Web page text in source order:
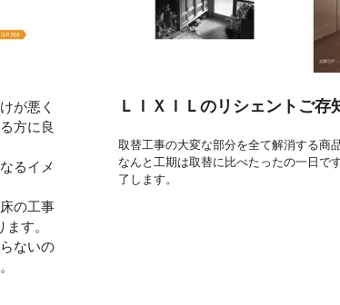
が悪く
方に良
るイメ
の工事
す。
ないの
ＬＩＸＩＬのリシェントご存
取替工事の大変な部分を全て解消する商品
なんと工期は取替に比べたったの一日で
了します。